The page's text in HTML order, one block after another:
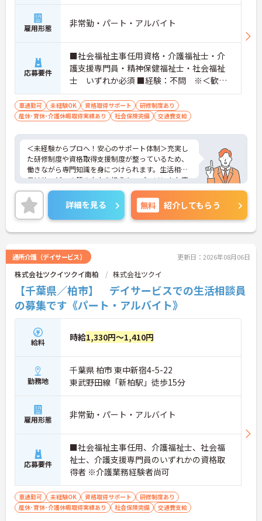
雇用形態 非常勤・パート・アルバイト
応募要件
■社会福祉主事任用資格・介護福祉士・介
護支援専門員・精神保健福祉士・社会福祉
士 いずれか必須 ■経験：不問 ※＜歓迎
＞生活相談員の実務経験
車通勤可 未経験OK 資格取得サポート
研修制度あり
産休･育休･介護休暇取得実績あり
社会保険完備 交通費支給
＜未経験からプロへ！安心のサポート体制＞充実し
た研修制度や資格取得支援制度が整っているため、
働きながら専門知識を身につけられます。生活相談
員はサービスの質の向上を担うキーパーソン！お客
様やご家族との関わりを通じて、自分自身の人間性
も磨いていけるやりがいのあるお仕事です。
＜夜勤なしでプライベートも充実！柔軟な働き方＞
勤務曜日は相談可能♪ライフスタイルに合わせた働
き方が可能です。産休・育休制度も整っており、長
詳細を見る 無料 紹介してもらう
通所介護（デイサービス） 更新日：2026年08月06日
株式会社ツクイツクイ南柏 株式会社ツクイ
【千葉県／柏市】 デイサービスでの生活相談員
の募集です《パート・アルバイト》
給料 時給1,330円～1,410円
勤務地
千葉県 柏市 東中新宿4-5-22
東武野田線「新柏駅」徒歩15分
雇用形態 非常勤・パート・アルバイト
応募要件
■社会福祉主事任用、介護福祉士、社会福
祉士、介護支援専門員のいずれかの資格取
得者 ※介護業務経験者尚可
車通勤可 未経験OK 資格取得サポート
研修制度あり
産休･育休･介護休暇取得実績あり
社会保険完備 交通費支給